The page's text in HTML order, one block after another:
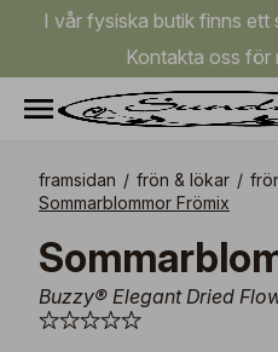
I vår fysiska butik finns ett
Kontakta oss för
framsidan / frön & lökar /
Sommarblommor Frömix
Buzzy® Elegant Dried